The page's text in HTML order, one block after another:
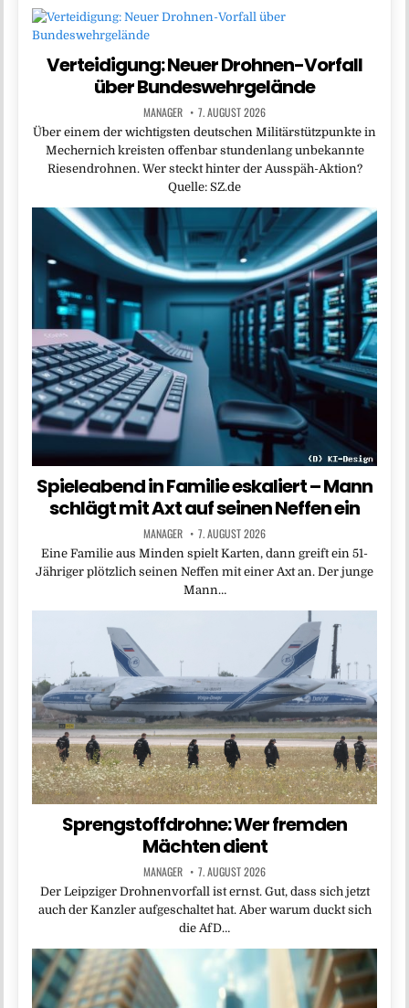
Verteidigung: Neuer Drohnen-Vorfall
über Bundeswehrgelände
MANAGER 7. AUGUST 2026
Über einem der wichtigsten deutschen Militärstützpunkte in
Mechernich kreisten offenbar stundenlang unbekannte
Riesendrohnen. Wer steckt hinter der Ausspäh-Aktion?
Quelle: SZ.de
Spieleabend in Familie eskaliert – Mann
schlägt mit Axt auf seinen Neffen ein
MANAGER 7. AUGUST 2026
Eine Familie aus Minden spielt Karten, dann greift ein 51-
Jähriger plötzlich seinen Neffen mit einer Axt an. Der junge
Mann…
Sprengstoffdrohne: Wer fremden
Mächten dient
MANAGER 7. AUGUST 2026
Der Leipziger Drohnenvorfall ist ernst. Gut, dass sich jetzt
auch der Kanzler aufgeschaltet hat. Aber warum duckt sich
die AfD…